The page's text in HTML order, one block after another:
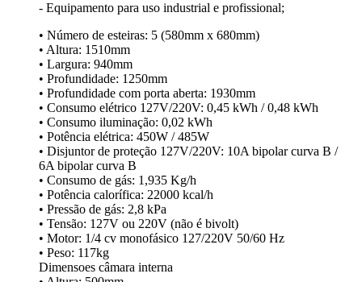
- Equipamento para uso industrial e profissional;
• Número de esteiras: 5 (580mm x 680mm)
• Altura: 1510mm
• Largura: 940mm
• Profundidade: 1250mm
• Profundidade com porta aberta: 1930mm
• Consumo elétrico 127V/220V: 0,45 kWh / 0,48 kWh
• Consumo iluminação: 0,02 kWh
• Potência elétrica: 450W / 485W
• Disjuntor de proteção 127V/220V: 10A bipolar curva B /
6A bipolar curva B
• Consumo de gás: 1,935 Kg/h
• Potência calorífica: 22000 kcal/h
• Pressão de gás: 2,8 kPa
• Tensão: 127V ou 220V (não é bivolt)
• Motor: 1/4 cv monofásico 127/220V 50/60 Hz
• Peso: 117kg
Dimensoes câmara interna